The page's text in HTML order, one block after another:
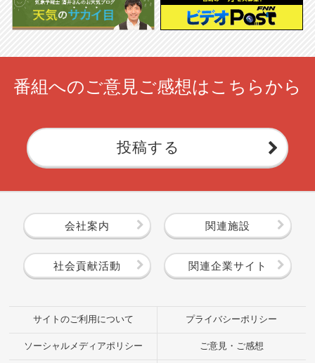
番組へのご意見ご感想はこちらから
投稿する
会社案内 関連施設
社会貢献活動 関連企業サイト
サイトのご利用について プライバシーポリシー
ソーシャルメディアポリシー ご意見・ご感想